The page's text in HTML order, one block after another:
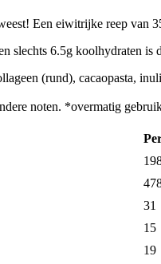
Een eiwitrijke reep van
slechts 6.5g koolhydraten is
(rund), cacaopasta,
noten. *overmatig
31
15
19